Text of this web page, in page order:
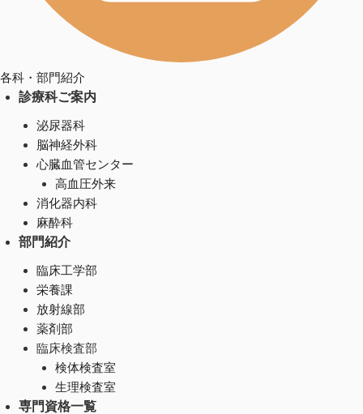
各科・部門紹介
診療科ご案内
泌尿器科
脳神経外科
心臓血管センター
高血圧外来
消化器内科
麻酔科
部門紹介
臨床工学部
栄養課
放射線部
薬剤部
臨床検査部
検体検査室
生理検査室
専門資格一覧